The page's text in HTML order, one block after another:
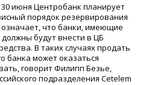
июня Центробанк планирует
порядок резервирования
что банки, имеющие
будут внести в ЦБ
В таких случаях продать
банка может оказаться
говорит Филипп Безье,
подразделения Cetelem